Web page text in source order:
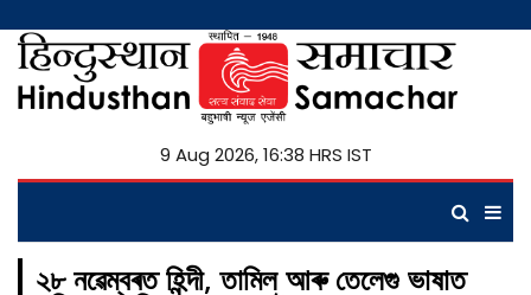
9 Aug 2026, 16:38 HRS IST
২৮ নৱেম্বৰত হিন্দী, তামিল আৰু তেলেগু ভাষাত